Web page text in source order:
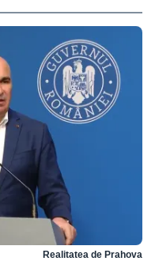
Realitatea de Prahova